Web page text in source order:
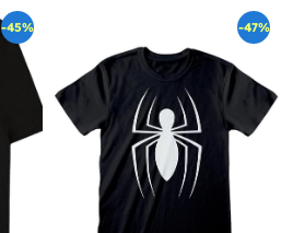
-45% -47%